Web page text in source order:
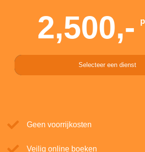
2,500,-
Selecteer een dienst
Geen voorrijkosten
Veilig online boeken